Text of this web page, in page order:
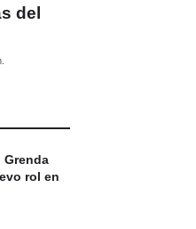
del
Grenda
rol en